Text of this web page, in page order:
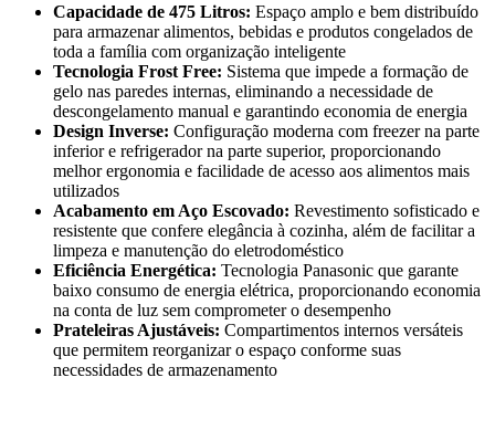
Capacidade de 475 Litros: Espaço amplo e bem distribuído
para armazenar alimentos, bebidas e produtos congelados de
toda a família com organização inteligente
Tecnologia Frost Free: Sistema que impede a formação de
gelo nas paredes internas, eliminando a necessidade de
descongelamento manual e garantindo economia de energia
Design Inverse: Configuração moderna com freezer na parte
inferior e refrigerador na parte superior, proporcionando
melhor ergonomia e facilidade de acesso aos alimentos mais
utilizados
Acabamento em Aço Escovado: Revestimento sofisticado e
resistente que confere elegância à cozinha, além de facilitar a
limpeza e manutenção do eletrodoméstico
Eficiência Energética: Tecnologia Panasonic que garante
baixo consumo de energia elétrica, proporcionando economia
na conta de luz sem comprometer o desempenho
Prateleiras Ajustáveis: Compartimentos internos versáteis
que permitem reorganizar o espaço conforme suas
necessidades de armazenamento